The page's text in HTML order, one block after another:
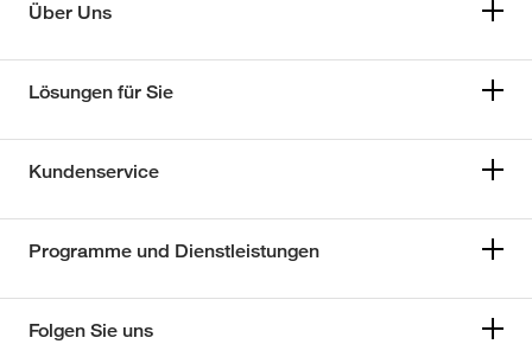
Über Uns
Lösungen für Sie
Kundenservice
Programme und Dienstleistungen
Folgen Sie uns